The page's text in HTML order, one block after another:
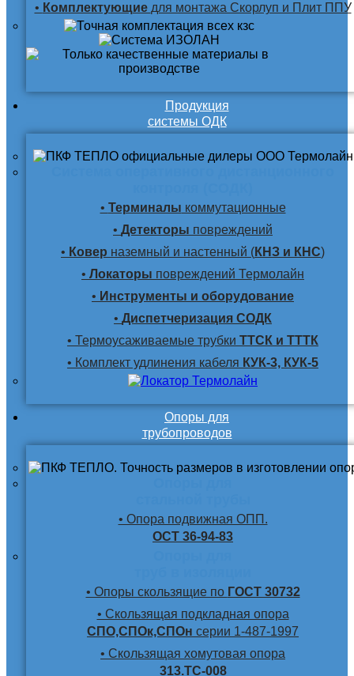
• Комплектующие для монтажа Скорлуп и Плит ППУ
Продукция
системы ОДК
• Терминалы коммутационные
• Детекторы повреждений
• Ковер наземный и настенный (КНЗ и КНС)
• Локаторы повреждений Термолайн
• Инструменты и оборудование
• Диспетчеризация СОДК
• Термоусаживаемые трубки ТТСК и ТТТК
• Комплект удлинения кабеля КУК-3, КУК-5
Опоры для
трубопроводов
• Опора подвижная ОПП.
ОСТ 36-94-83
• Опоры скользящие по ГОСТ 30732
• Скользящая подкладная опора
СПО,СПОк,СПОн серии 1-487-1997
• Скользящая хомутовая опора
313.ТС-008